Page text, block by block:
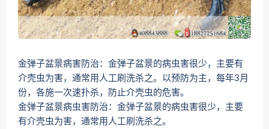
金弹子盆景病害防治：金弹子盆景的病虫害很少，主要有
介壳虫为害，通常用人工刷洗杀之。以预防为主，每年3月
份，各施一次速扑杀，防止介壳虫的危害。
金弹子盆景病虫害防治：金弹子盆景的病虫害很少，主要
有介壳虫为害，通常用人工刷洗杀之。